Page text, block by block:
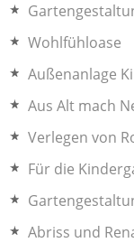
Wohlfühloase
Außenanlage
Aus Alt mach
Verlegen von
Für die
Abriss und